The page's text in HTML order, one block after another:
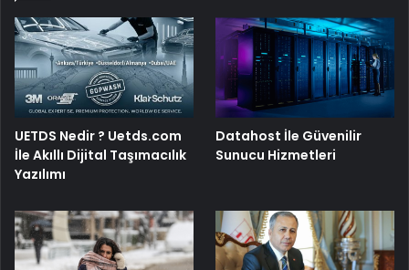
UETDS Nedir ? Uetds.com
İle Akıllı Dijital Taşımacılık
Yazılımı
Datahost İle Güvenilir
Sunucu Hizmetleri